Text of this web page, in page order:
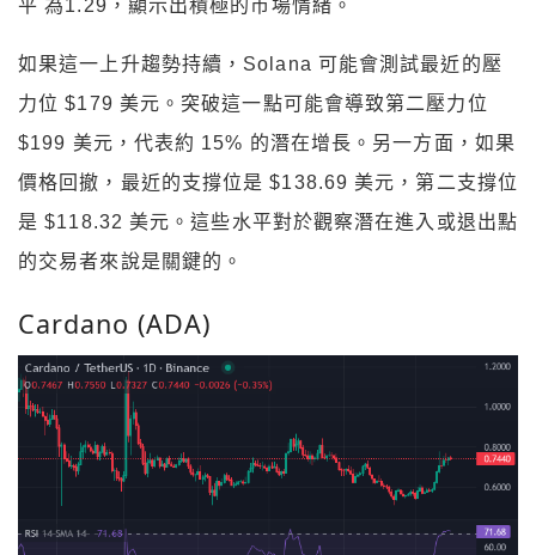
平 為1.29，顯示出積極的市場情緒。
如果這一上升趨勢持續，Solana 可能會測試最近的壓
力位 $179 美元。突破這一點可能會導致第二壓力位
$199 美元，代表約 15% 的潛在增長。另一方面，如果
價格回撤，最近的支撐位是 $138.69 美元，第二支撐位
是 $118.32 美元。這些水平對於觀察潛在進入或退出點
的交易者來說是關鍵的。
Cardano (ADA)